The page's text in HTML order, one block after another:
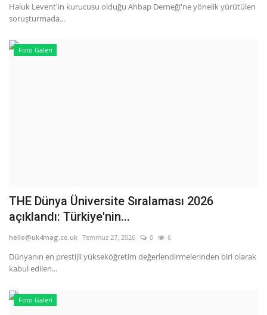
Haluk Levent'in kurucusu olduğu Ahbap Derneği'ne yönelik yürütülen
soruşturmada...
Foto Galeri
THE Dünya Üniversite Sıralaması 2026
açıklandı: Türkiye'nin...
hello@uk4mag.co.uk Temmuz 27, 2026 0 6
Dünyanın en prestijli yükseköğretim değerlendirmelerinden biri olarak
kabul edilen...
Foto Galeri